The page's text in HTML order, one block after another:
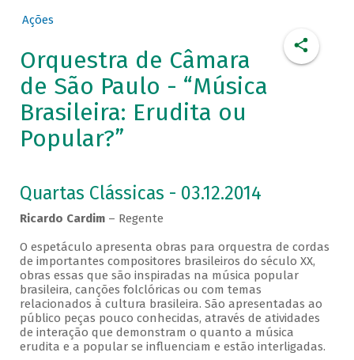
Ações
Orquestra de Câmara
de São Paulo - “Música
Brasileira: Erudita ou
Popular?”
Quartas Clássicas - 03.12.2014
Ricardo Cardim – Regente
O espetáculo apresenta obras para orquestra de cordas
de importantes compositores brasileiros do século XX,
obras essas que são inspiradas na música popular
brasileira, canções folclóricas ou com temas
relacionados à cultura brasileira. São apresentadas ao
público peças pouco conhecidas, através de atividades
de interação que demonstram o quanto a música
erudita e a popular se influenciam e estão interligadas.